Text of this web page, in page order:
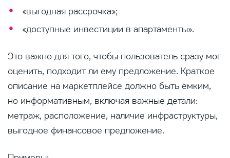
«выгодная рассрочка»;
«доступные инвестиции в апартаменты».
Это важно для того, чтобы пользователь сразу мог
оценить, подходит ли ему предложение. Краткое
описание на маркетплейсе должно быть ёмким,
но информативным, включая важные детали:
метраж, расположение, наличие инфраструктуры,
выгодное финансовое предложение.